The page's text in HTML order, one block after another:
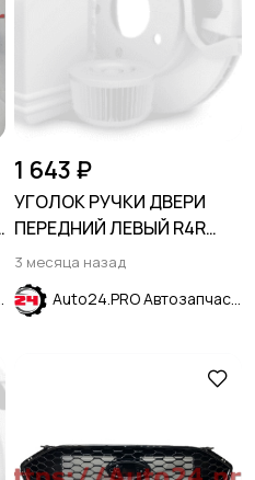
1 643 ₽
УГОЛОК РУЧКИ ДВЕРИ
ПЕРЕДНИЙ ЛЕВЫЙ R4R
красный HYUNDAI CRETA
2016-2021
3 месяца назад
Auto24.PRO Автозапчасти